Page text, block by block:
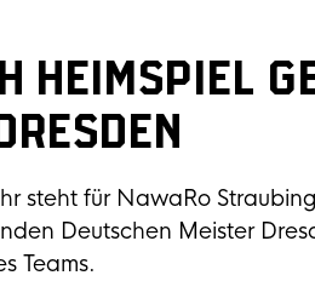
Heimspiel
steht für NawaRo
Deutschen Meister
Teams.